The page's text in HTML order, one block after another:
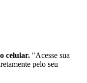
celular. "Acesse sua
pelo seu